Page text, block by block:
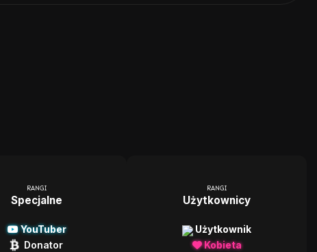
RANGI
Specjalne
YouTuber
Donator
RANGI
Użytkownicy
Użytkownik
Kobieta